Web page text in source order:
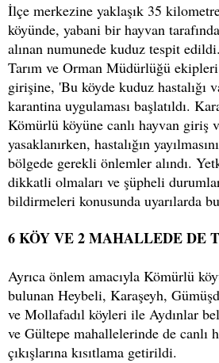
İlçe merkezine yaklaşık 35
köyünde, yabani bir hayvan
alınan numunede kuduz tespit
Tarım ve Orman Müdürlüğü
girişine, 'Bu köyde kuduz hastalığı
karantina uygulaması başlatıldı.
Kömürlü köyüne canlı hayvan giriş
yasaklanırken, hastalığın
bölgede gerekli önlemler alındı.
dikkatli olmaları ve şüpheli
bildirmeleri konusunda uyarılarda
6 KÖY VE 2 MAHALLEDE DE
Ayrıca önlem amacıyla Kömürlü
bulunan Heybeli, Karaşeyh,
ve Mollafadıl köyleri ile Aydınlar
ve Gültepe mahallelerinde de canlı
çıkışlarına kısıtlama getirildi.